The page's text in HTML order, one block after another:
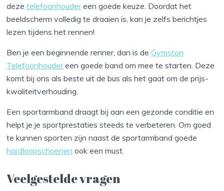
dezetelefoonhoudereen goede keuze. Doordat het
beeldscherm volledig te draaien is, kan je zelfs berichtjes
lezen tijdens het rennen!
Ben je een beginnende renner, dan is deGymston
Telefoonhoudereen goede band om mee te starten. Deze
komt bij ons als beste uit de bus als het gaat om de prijs-
kwaliteitverhouding.
Een sportarmband draagt bij aan een gezonde conditie en
helpt je je sportprestaties steeds te verbeteren. Om goed
te kunnen sporten zijn naast de sportarmband goede
hardloopschoenen ook een must.
Veelgestelde vragen